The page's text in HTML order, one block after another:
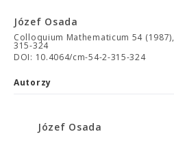
Józef Osada
Colloquium Mathematicum 54 (1987),
315-324
DOI: 10.4064/cm-54-2-315-324
Autorzy
Józef Osada